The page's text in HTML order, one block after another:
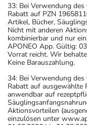
33: Bei Verwendung
Rabatt auf PZN
Artikel, Bücher,
Nicht mit anderen
kombinierbar und nur
APONEO App. Gültig:
Vorrat reicht. Wir
Keine Barauszahlung.
34: Bei Verwendung
Rabatt auf
anwendbar auf
Aktionsvorteilen
einzulösen unter